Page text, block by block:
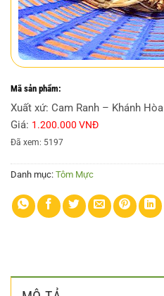
Mã sản phẩm:
Xuất xứ: Cam Ranh – Khánh Hòa
Giá: 1.200.000 VNĐ
Đã xem: 5197
Danh mục: Tôm Mực